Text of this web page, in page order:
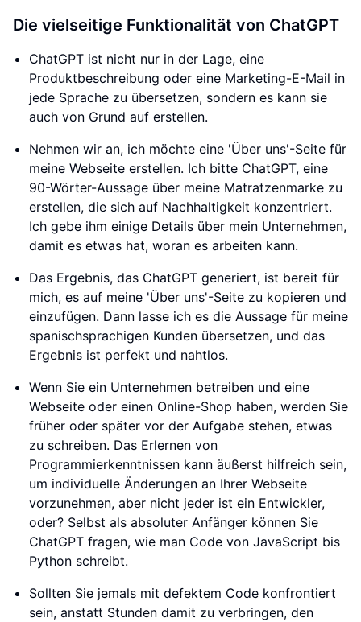
Die vielseitige Funktionalität von ChatGPT
ChatGPT ist nicht nur in der Lage, eine
Produktbeschreibung oder eine Marketing-E-Mail in
jede Sprache zu übersetzen, sondern es kann sie
auch von Grund auf erstellen.
Nehmen wir an, ich möchte eine 'Über uns'-Seite für
meine Webseite erstellen. Ich bitte ChatGPT, eine
90-Wörter-Aussage über meine Matratzenmarke zu
erstellen, die sich auf Nachhaltigkeit konzentriert.
Ich gebe ihm einige Details über mein Unternehmen,
damit es etwas hat, woran es arbeiten kann.
Das Ergebnis, das ChatGPT generiert, ist bereit für
mich, es auf meine 'Über uns'-Seite zu kopieren und
einzufügen. Dann lasse ich es die Aussage für meine
spanischsprachigen Kunden übersetzen, und das
Ergebnis ist perfekt und nahtlos.
Wenn Sie ein Unternehmen betreiben und eine
Webseite oder einen Online-Shop haben, werden Sie
früher oder später vor der Aufgabe stehen, etwas
zu schreiben. Das Erlernen von
Programmierkenntnissen kann äußerst hilfreich sein,
um individuelle Änderungen an Ihrer Webseite
vorzunehmen, aber nicht jeder ist ein Entwickler,
oder? Selbst als absoluter Anfänger können Sie
ChatGPT fragen, wie man Code von JavaScript bis
Python schreibt.
Sollten Sie jemals mit defektem Code konfrontiert
sein, anstatt Stunden damit zu verbringen, den